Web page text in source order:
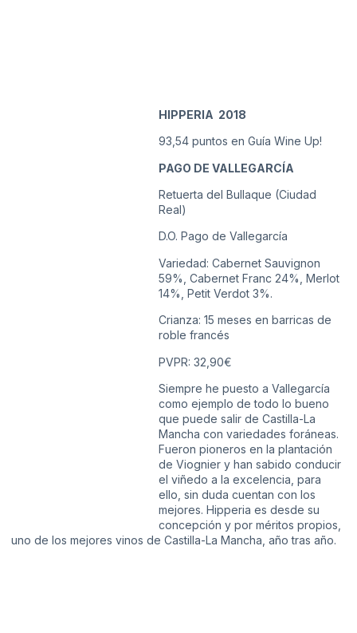
HIPPERIA 2018
93,54 puntos en Guía Wine Up!
PAGO DE VALLEGARCÍA
Retuerta del Bullaque (Ciudad
Real)
D.O. Pago de Vallegarcía
Variedad: Cabernet Sauvignon
59%, Cabernet Franc 24%, Merlot
14%, Petit Verdot 3%.
Crianza: 15 meses en barricas de
roble francés
PVPR: 32,90€
Siempre he puesto a Vallegarcía
como ejemplo de todo lo bueno
que puede salir de Castilla-La
Mancha con variedades foráneas.
Fueron pioneros en la plantación
de Viognier y han sabido conducir
el viñedo a la excelencia, para
ello, sin duda cuentan con los
mejores. Hipperia es desde su
concepción y por méritos propios,
uno de los mejores vinos de Castilla-La Mancha, año tras año.